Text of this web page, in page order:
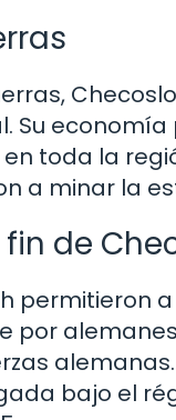
Su
toda la
a minar la
de
permitieron
alemanes
bajo el